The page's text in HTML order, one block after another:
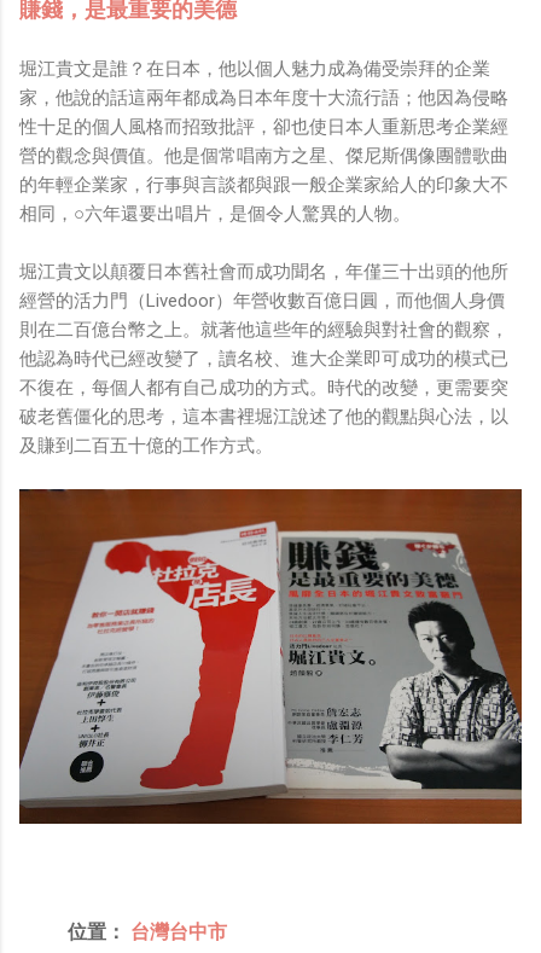
賺錢，是最重要的美德
堀江貴文是誰？在日本，他以個人魅力成為備受崇拜的企業
家，他說的話這兩年都成為日本年度十大流行語；他因為侵略
性十足的個人風格而招致批評，卻也使日本人重新思考企業經
營的觀念與價值。他是個常唱南方之星、傑尼斯偶像團體歌曲
的年輕企業家，行事與言談都與跟一般企業家給人的印象大不
相同，○六年還要出唱片，是個令人驚異的人物。
堀江貴文以顛覆日本舊社會而成功聞名，年僅三十出頭的他所
經營的活力門（Livedoor）年營收數百億日圓，而他個人身價
則在二百億台幣之上。就著他這些年的經驗與對社會的觀察，
他認為時代已經改變了，讀名校、進大企業即可成功的模式已
不復在，每個人都有自己成功的方式。時代的改變，更需要突
破老舊僵化的思考，這本書裡堀江說述了他的觀點與心法，以
及賺到二百五十億的工作方式。
位置： 台灣台中市